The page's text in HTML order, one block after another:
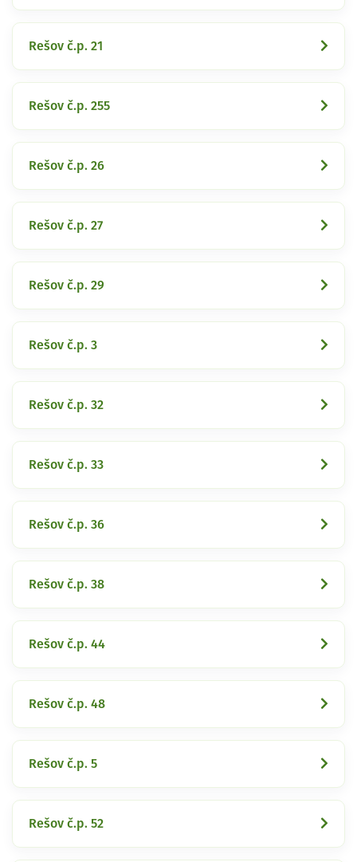
Rešov č.p. 21
Rešov č.p. 255
Rešov č.p. 26
Rešov č.p. 27
Rešov č.p. 29
Rešov č.p. 3
Rešov č.p. 32
Rešov č.p. 33
Rešov č.p. 36
Rešov č.p. 38
Rešov č.p. 44
Rešov č.p. 48
Rešov č.p. 5
Rešov č.p. 52